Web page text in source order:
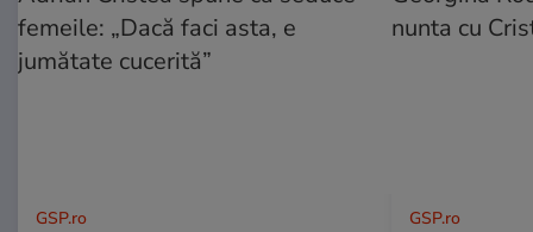
GSP.ro GSP.ro